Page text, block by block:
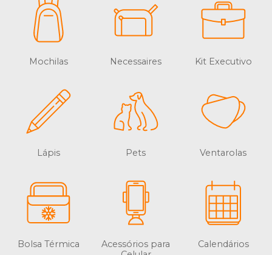
Mochilas Necessaires Kit Executivo
Lápis Pets Ventarolas
Bolsa Térmica
Acessórios para
Calendários